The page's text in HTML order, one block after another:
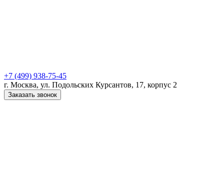
+7 (499) 938-75-45
г. Москва, ул. Подольских Курсантов, 17, корпус 2
Заказать звонок